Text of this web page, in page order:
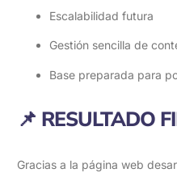
Escalabilidad futura
Gestión sencilla de
Base preparada para
📌 RESULTADO
Gracias a la página web